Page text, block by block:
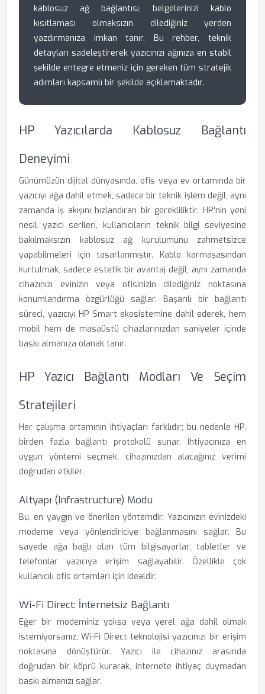
kablosuz ağ bağlantısı, belgelerinizi kablo
kısıtlaması olmaksızın dilediğiniz yerden
yazdırmanıza imkan tanır. Bu rehber, teknik
detayları sadeleştirerek yazıcınızı ağınıza en stabil
şekilde entegre etmeniz için gereken tüm stratejik
adımları kapsamlı bir şekilde açıklamaktadır.
HP Yazıcılarda Kablosuz Bağlantı
Deneyimi
Günümüzün dijital dünyasında, ofis veya ev ortamında bir
yazıcıyı ağa dahil etmek, sadece bir teknik işlem değil, aynı
zamanda iş akışını hızlandıran bir gerekliliktir. HP'nin yeni
nesil yazıcı serileri, kullanıcıların teknik bilgi seviyesine
bakılmaksızın kablosuz ağ kurulumunu zahmetsizce
yapabilmeleri için tasarlanmıştır. Kablo karmaşasından
kurtulmak, sadece estetik bir avantaj değil, aynı zamanda
cihazınızı evinizin veya ofisinizin dilediğiniz noktasına
konumlandırma özgürlüğü sağlar. Başarılı bir bağlantı
süreci, yazıcıyı HP Smart ekosistemine dahil ederek, hem
mobil hem de masaüstü cihazlarınızdan saniyeler içinde
baskı almanıza olanak tanır.
HP Yazıcı Bağlantı Modları Ve Seçim
Stratejileri
Her çalışma ortamının ihtiyaçları farklıdır; bu nedenle HP,
birden fazla bağlantı protokolü sunar. İhtiyacınıza en
uygun yöntemi seçmek, cihazınızdan alacağınız verimi
doğrudan etkiler.
Altyapı (Infrastructure) Modu
Bu, en yaygın ve önerilen yöntemdir. Yazıcınızın evinizdeki
modeme veya yönlendiriciye bağlanmasını sağlar. Bu
sayede ağa bağlı olan tüm bilgisayarlar, tabletler ve
telefonlar yazıcıya erişim sağlayabilir. Özellikle çok
kullanıcılı ofis ortamları için idealdir.
Wi-Fi Direct: İnternetsiz Bağlantı
Eğer bir modeminiz yoksa veya yerel ağa dahil olmak
istemiyorsanız, Wi-Fi Direct teknolojisi yazıcınızı bir erişim
noktasına dönüştürür. Yazıcı ile cihazınız arasında
doğrudan bir köprü kurarak, internete ihtiyaç duymadan
baskı almanızı sağlar.